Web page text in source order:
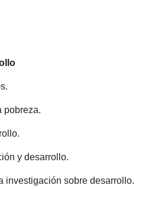
pobreza.
y desarrollo.
investigación sobre desarrollo.